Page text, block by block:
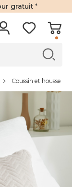
gratuit *
Coussin et housse